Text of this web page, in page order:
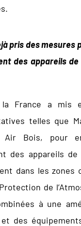
pris des mesures
des appareils
la France a mis
telles que
Bois, pour
des appareils de
dans les zones
de
à une
des